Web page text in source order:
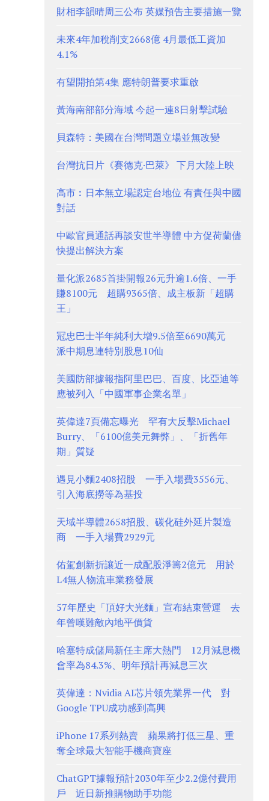
財相李韻晴周三公布 英媒預告主要措施一覽
未來4年加稅削支2668億 4月最低工資加
4.1%
有望開拍第4集 應特朗普要求重啟
黃海南部部分海域 今起一連8日射擊試驗
貝森特：美國在台灣問題立場並無改變
台灣抗日片《賽德克·巴萊》 下月大陸上映
高市︰日本無立場認定台地位 有責任與中國
對話
中歐官員通話再談安世半導體 中方促荷蘭儘
快提出解決方案
量化派2685首掛開報26元升逾1.6倍、一手
賺8100元 超購9365倍、成主板新「超購
王」
冠忠巴士半年純利大增9.5倍至6690萬元
派中期息連特別股息10仙
美國防部據報指阿里巴巴、百度、比亞迪等
應被列入「中國軍事企業名單」
英偉達7頁備忘曝光 罕有大反擊Michael
Burry、「6100億美元舞弊」、「折舊年
期」質疑
遇見小麵2408招股 一手入場費3556元、
引入海底撈等為基投
天域半導體2658招股、碳化硅外延片製造
商 一手入場費2929元
佑駕創新折讓近一成配股淨籌2億元 用於
L4無人物流車業務發展
57年歷史「頂好大光麵」宣布結束營運 去
年曾嘆難敵內地平價貨
哈塞特成儲局新任主席大熱門 12月減息機
會率為84.3%、明年預計再減息三次
英偉達：Nvidia AI芯片領先業界一代 對
Google TPU成功感到高興
iPhone 17系列熱賣 蘋果將打低三星、重
奪全球最大智能手機商寶座
ChatGPT據報預計2030年至少2.2億付費用
戶 近日新推購物助手功能